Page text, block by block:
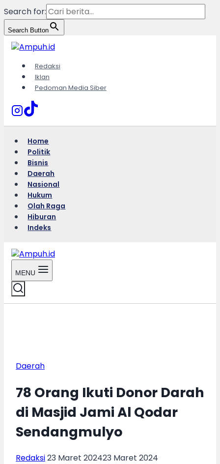
Search for:
Search Button
Skip
to
content
Redaksi
Iklan
Pedoman Media Siber
Home
Politik
Bisnis
Daerah
Nasional
Hukum
Olah Raga
Hiburan
Indeks
MENU
Daerah
78 Orang Ikuti Donor Darah
di Masjid Jami Al Qodar
Sendangmulyo
Redaksi23 Maret 202423 Maret 2024